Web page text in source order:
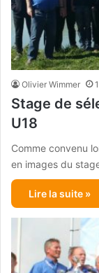
Olivier Wimmer
Stage de
U18
Comme convenu
en images du
Lire la suite »